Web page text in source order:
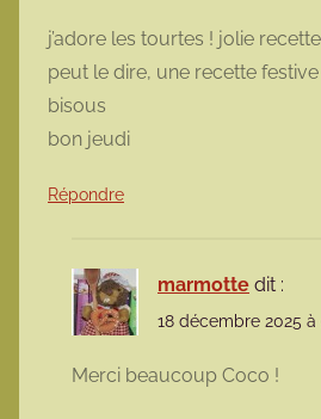
j’adore les tourtes ! jolie
peut le dire, une recette festive
bisous
bon jeudi
Répondre
marmotte dit :
18 décembre 2025
Merci beaucoup Coco !